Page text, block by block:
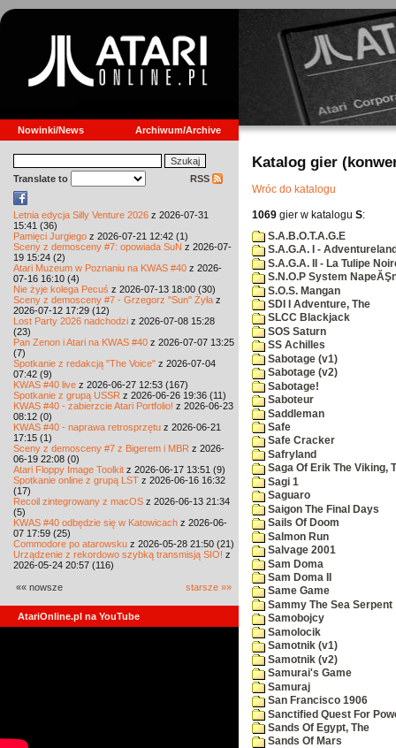
Nowinki/News Archiwum/Archive
Translate to RSS
Letnia edycja Silly Venture 2026 z 2026-07-31
15:41 (36)
Pamięci Jurgiego z 2026-07-21 12:42 (1)
Sceny z demosceny #7: opowiada SuN z 2026-07-
19 15:24 (2)
Atari Muzeum w Poznaniu na KWAS #40 z 2026-
07-16 16:10 (4)
Nie żyje kolega Pecuś z 2026-07-13 18:00 (30)
Sceny z demosceny #7 - Grzegorz "Sun" Żyła z
2026-07-12 17:29 (12)
Lost Party 2026 nadchodzi z 2026-07-08 15:28
(23)
Pan Zenon i Atari na KWAS #40 z 2026-07-07 13:25
(7)
Spotkanie z redakcją "The Voice" z 2026-07-04
07:42 (9)
KWAS #40 live z 2026-06-27 12:53 (167)
Spotkanie z grupą USSR z 2026-06-26 19:36 (11)
KWAS #40 - zabierzcie Atari Portfolio! z 2026-06-23
08:12 (0)
KWAS #40 - naprawa retrosprzętu z 2026-06-21
17:15 (1)
Sceny z demosceny #7 z Bigerem i MBR z 2026-
06-19 22:08 (0)
Atari Floppy Image Toolkit z 2026-06-17 13:51 (9)
Spotkanie online z grupą LST z 2026-06-16 16:32
(17)
Recoil zintegrowany z macOS z 2026-06-13 21:34
(5)
KWAS #40 odbędzie się w Katowicach z 2026-06-
07 17:59 (25)
Commodore po atarowsku z 2026-05-28 21:50 (21)
Urządzenie z rekordowo szybką transmisją SIO! z
2026-05-24 20:57 (116)
«« nowsze starsze »»
AtariOnline.pl na YouTube
Katalog gier
Wróc do katalogu
1069 gier w katalogu S:
S.A.B.O.T.A.G.E
S.A.G.A. I -
S.A.G.A. II - La Tulipe
S.N.O.P System
S.O.S. Mangan
SDI I Adventure, The
SLCC Blackjack
SOS Saturn
SS Achilles
Sabotage (v1)
Sabotage (v2)
Sabotage!
Saboteur
Saddleman
Safe
Safe Cracker
Safryland
Saga Of Erik The Viking,
Sagi 1
Saguaro
Saigon The Final Days
Sails Of Doom
Salmon Run
Salvage 2001
Sam Doma
Sam Doma II
Same Game
Sammy The Sea Serpent
Samobojcy
Samolocik
Samotnik (v1)
Samotnik (v2)
Samurai's Game
Samuraj
San Francisco 1906
Sanctified Quest For
Sands Of Egypt, The
Sands Of Mars